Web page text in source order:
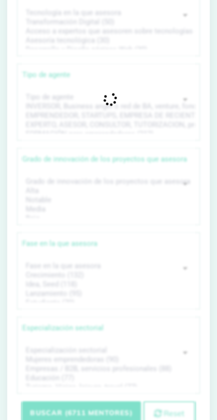
Tipo de agente
Grado de innovación de los proyectos que asesora
Fase en la que asesora
Especialización sectorial
BUSCAR (6711 MENTORES) Reset